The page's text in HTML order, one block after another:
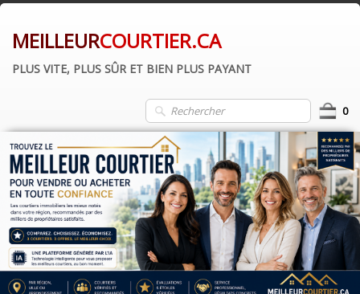
MEILLEURCOURTIER.CA
PLUS VITE, PLUS SÛR ET BIEN PLUS PAYANT
0